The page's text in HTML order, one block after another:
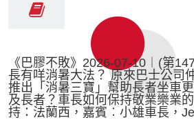
《巴膠不敗》2026-07-10︱(第
長有咩消暑大法？ 原來巴士公司
推出「消暑三寶」幫助長者坐車
及長者？車長如何保持敬業樂業
持：法蘭西，嘉賓︰小雄車長，